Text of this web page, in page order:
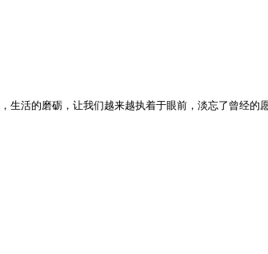
生活的磨砺，让我们越来越执着于眼前，淡忘了曾经